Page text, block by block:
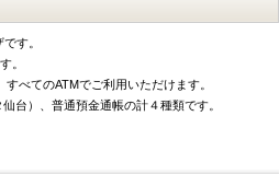
す。
。
べてのATMでご利用いただけます。
台）、普通預金通帳の計４種類です。